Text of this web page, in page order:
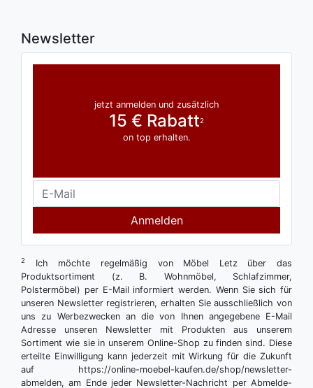
Newsletter
jetzt anmelden und zusätzlich
15 € Rabatt2
on top erhalten.
Anmelden
2
Ich möchte regelmäßig von Möbel Letz über das
Produktsortiment (z. B. Wohnmöbel, Schlafzimmer,
Polstermöbel) per E-Mail informiert werden. Wenn Sie sich für
unseren Newsletter registrieren, erhalten Sie ausschließlich von
uns zu Werbezwecken an die von Ihnen angegebene E-Mail
Adresse unseren Newsletter mit Produkten aus unserem
Sortiment wie sie in unserem Online-Shop zu finden sind. Diese
erteilte Einwilligung kann jederzeit mit Wirkung für die Zukunft
auf https://online-moebel-kaufen.de/shop/newsletter-
abmelden, am Ende jeder Newsletter-Nachricht per Abmelde-